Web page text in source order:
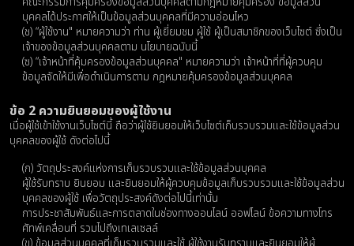
บุคคลได้ประกาศให้เป็นข้อมูลส่วนบุคคลที่มีความอ่อนไหว
(ช) “ผู้ใช้งาน" หมายความว่า ท่าน ผู้เยี่ยมชม ผู้ใช้ ผู้เป็นสมาชิกของเว็บไซต์ ซึ่งเป็น
เจ้าของข้อมูลส่วนบุคคลตาม นโยบายฉบับนี้
(ซ) “เจ้าหน้าที่คุ้มครองข้อมูลส่วนบุคคล" หมายความว่า เจ้าหน้าที่ที่ผู้ควบคุม
ข้อมูลจัดให้มีเพื่อดําเนินการตาม กฎหมายคุ้มครองข้อมูลส่วนบุคคล
ข้อ 2 ความยินยอมของผู้ใช้งาน
เมื่อผู้ใช้เข้าใช้งานเว็บไซต์นี้ ถือว่าผู้ใช้ยินยอมให้เว็บไซต์เก็บรวบรวมและใช้ข้อมูลส่วน
บุคคลของผู้ใช้ ดังต่อไปนี้
(ก) วัตถุประสงค์แห่งการเก็บรวบรวมและใช้ข้อมูลส่วนบุคคล
ผู้ใช้รับทราบ ยินยอม และยินยอมให้ผู้ควบคุมข้อมูลเก็บรวบรวมและใช้ข้อมูลส่วน
บุคคลของผู้ใช้ เพื่อวัตถุประสงค์ดังต่อไปนี้เท่านั้น
การประชาสัมพันธ์และการตลาดในช่องทางออนไลน์ ออฟไลน์ ข้อความทางโทร
ศัทพ์เคลื่อนที่ รวมไปถึงเทเลเซลล์